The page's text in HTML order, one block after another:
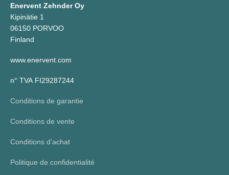
Enervent Zehnder Oy
Kipinätie 1
06150 PORVOO
Finland
www.enervent.com
n° TVA FI29287244
Conditions de garantie
Conditions de vente
Conditions d’achat
Politique de confidentialité